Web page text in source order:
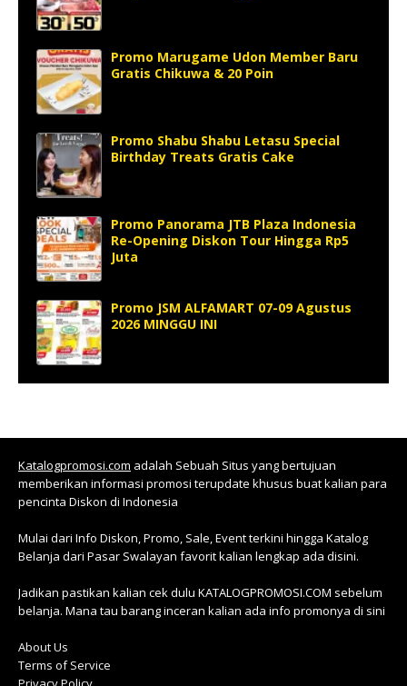
Promo Marugame Udon Member Baru
Gratis Chikuwa & 20 Poin
Promo Shabu Shabu Letasu Special
Birthday Treats Gratis Cake
Promo Panorama JTB Plaza Indonesia
Re-Opening Diskon Tour Hingga Rp5
Juta
Promo JSM ALFAMART 07-09 Agustus
2026 MINGGU INI
Katalogpromosi.com adalah Sebuah Situs yang bertujuan
memberikan informasi promosi terupdate khusus buat kalian para
pencinta Diskon di Indonesia
Mulai dari Info Diskon, Promo, Sale, Event terkini hingga Katalog
Belanja dari Pasar Swalayan favorit kalian lengkap ada disini.
Jadikan pastikan kalian cek dulu KATALOGPROMOSI.COM sebelum
belanja. Mana tau barang inceran kalian ada info promonya di sini
About Us
Terms of Service